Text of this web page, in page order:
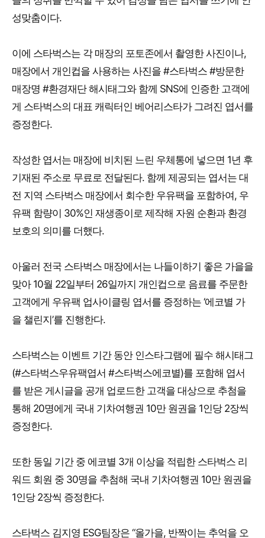
성맞춤이다.
이에 스타벅스는 각 매장의 포토존에서 촬영한 사진이나,
매장에서 개인컵을 사용하는 사진을 #스타벅스 #방문한
매장명 #환경재단 해시태그와 함께 SNS에 인증한 고객에
게 스타벅스의 대표 캐릭터인 베어리스타가 그려진 엽서를
증정한다.
작성한 엽서는 매장에 비치된 느린 우체통에 넣으면 1년 후
기재된 주소로 무료로 전달된다. 함께 제공되는 엽서는 대
전 지역 스타벅스 매장에서 회수한 우유팩을 포함하여, 우
유팩 함량이 30%인 재생종이로 제작해 자원 순환과 환경
보호의 의미를 더했다.
아울러 전국 스타벅스 매장에서는 나들이하기 좋은 가을을
맞아 10월 22일부터 26일까지 개인컵으로 음료를 주문한
고객에게 우유팩 업사이클링 엽서를 증정하는 ‘에코별 가
을 챌린지’를 진행한다.
스타벅스는 이벤트 기간 동안 인스타그램에 필수 해시태그
(#스타벅스우유팩엽서 #스타벅스에코별)를 포함해 엽서
를 받은 게시글을 공개 업로드한 고객을 대상으로 추첨을
통해 20명에게 국내 기차여행권 10만 원권을 1인당 2장씩
증정한다.
또한 동일 기간 중 에코별 3개 이상을 적립한 스타벅스 리
워드 회원 중 30명을 추첨해 국내 기차여행권 10만 원권을
1인당 2장씩 증정한다.
스타벅스 김지영 ESG팀장은 “올가을, 반짝이는 추억을 오